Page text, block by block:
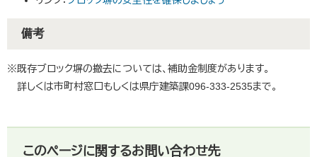
備考
※既存ブロック塀の撤去については、補助金制度があります。
詳しくは市町村窓口もしくは県庁建築課096-333-2535まで。
このページに関するお問い合わせ先